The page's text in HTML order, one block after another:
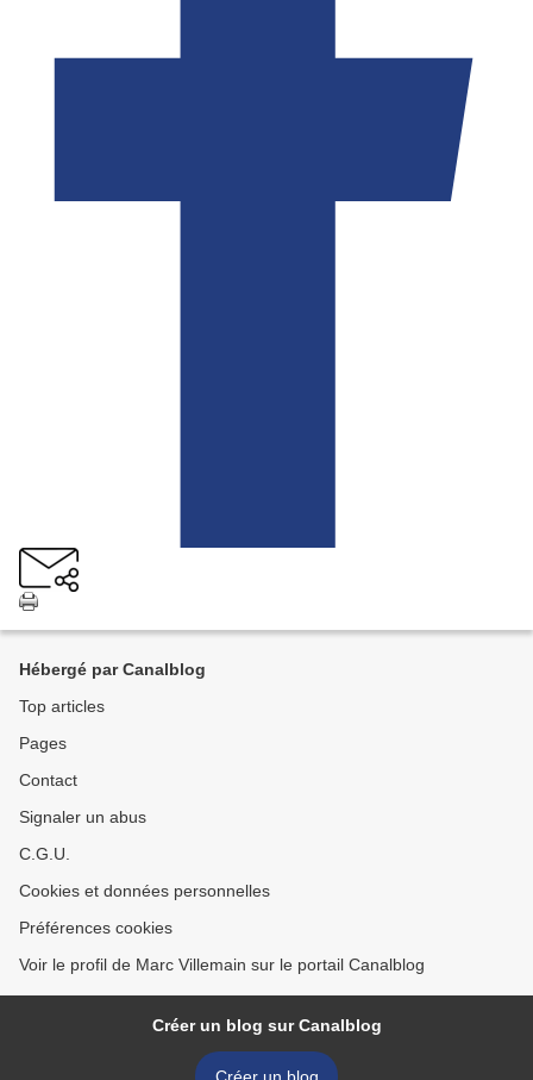
Hébergé par Canalblog
Top articles
Pages
Contact
Signaler un abus
C.G.U.
Cookies et données personnelles
Préférences cookies
Voir le profil de Marc Villemain sur le portail Canalblog
Créer un blog sur Canalblog